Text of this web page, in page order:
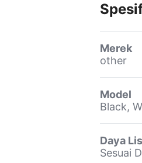
Merek
other
Model
Black,
Daya
Sesuai